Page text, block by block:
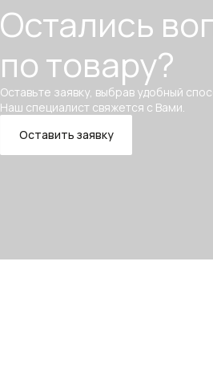
Остались
по товару?
Оставьте заявку, выбрав удобный
Наш специалист свяжется с Вами.
Оставить заявку